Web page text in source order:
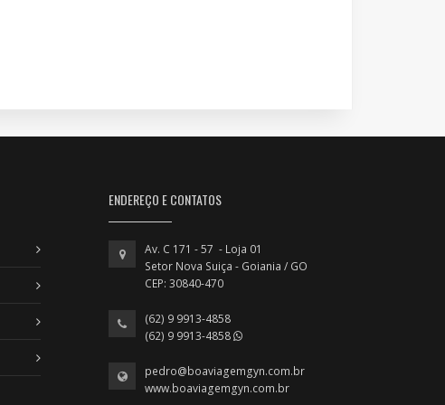
ENDEREÇO E CONTATOS
Av. C 171 - 57 - Loja 01
Setor Nova Suiça - Goiania / GO
CEP: 30840-470
(62) 9 9913-4858
(62) 9 9913-4858
pedro@boaviagemgyn.com.br
www.boaviagemgyn.com.br